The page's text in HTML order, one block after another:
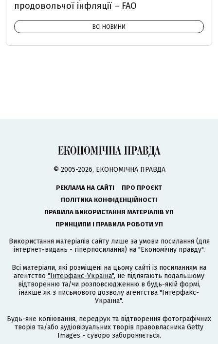
продовольчої інфляції – FAO
ВСІ НОВИНИ
© 2005-2026, ЕКОНОМІЧНА ПРАВДА
РЕКЛАМА НА САЙТІ
ПРО ПРОЄКТ
ПОЛІТИКА КОНФІДЕНЦІЙНОСТІ
ПРАВИЛА ВИКОРИСТАННЯ МАТЕРІАЛІВ УП
ПРИНЦИПИ І ПРАВИЛА РОБОТИ УП
Використання матеріалів сайту лише за умови посилання (для
інтернет-видань - гіперпосилання) на "Економічну правду".
Всі матеріали, які розміщені на цьому сайті із посиланням на
агентство "Інтерфакс-Україна", не підлягають подальшому
відтворенню та/чи розповсюдженню в будь-якій формі,
інакше як з письмового дозволу агентства "Інтерфакс-
Україна".
Будь-яке копіювання, передрук та відтворення фотографічних
творів та/або аудіовізуальних творів правовласника Getty
Images - суворо забороняється.